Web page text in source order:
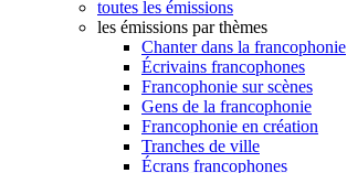
toutes les émissions
les émissions par thèmes
Chanter dans la francophonie
Écrivains francophones
Francophonie sur scènes
Gens de la francophonie
Francophonie en création
Tranches de ville
Écrans francophones